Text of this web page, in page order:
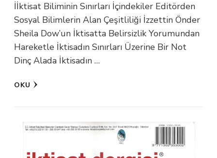
İİktisat Biliminin Sınırları İçindekiler Editörden
Sosyal Bilimlerin Alan Çeşitliliği İzzettin Önder
Sheila Dow’un İktisatta Belirsizlik Yorumundan
Hareketle İktisadın Sınırları Üzerine Bir Not
Dinç Alada İktisadın …
OKU